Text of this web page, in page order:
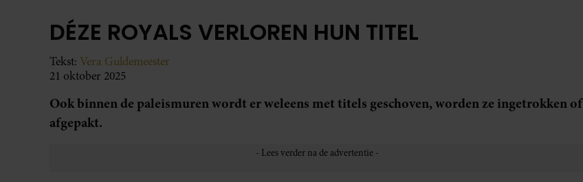
DÉZE ROYALS VERLOREN HUN TITEL
Tekst: Vera Guldemeester
21 oktober 2025
Ook binnen de paleismuren wordt er weleens met titels geschoven, worden ze ingetrokken of
afgepakt.